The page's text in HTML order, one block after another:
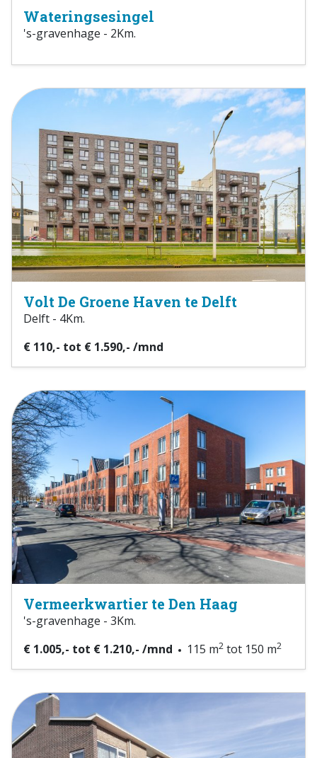
Wateringsesingel
's-gravenhage - 2Km.
Volt De Groene Haven te Delft
Delft - 4Km.
€ 110,- tot € 1.590,- /mnd
Vermeerkwartier te Den Haag
's-gravenhage - 3Km.
€ 1.005,- tot € 1.210,- /mnd
115 m2 tot 150 m2